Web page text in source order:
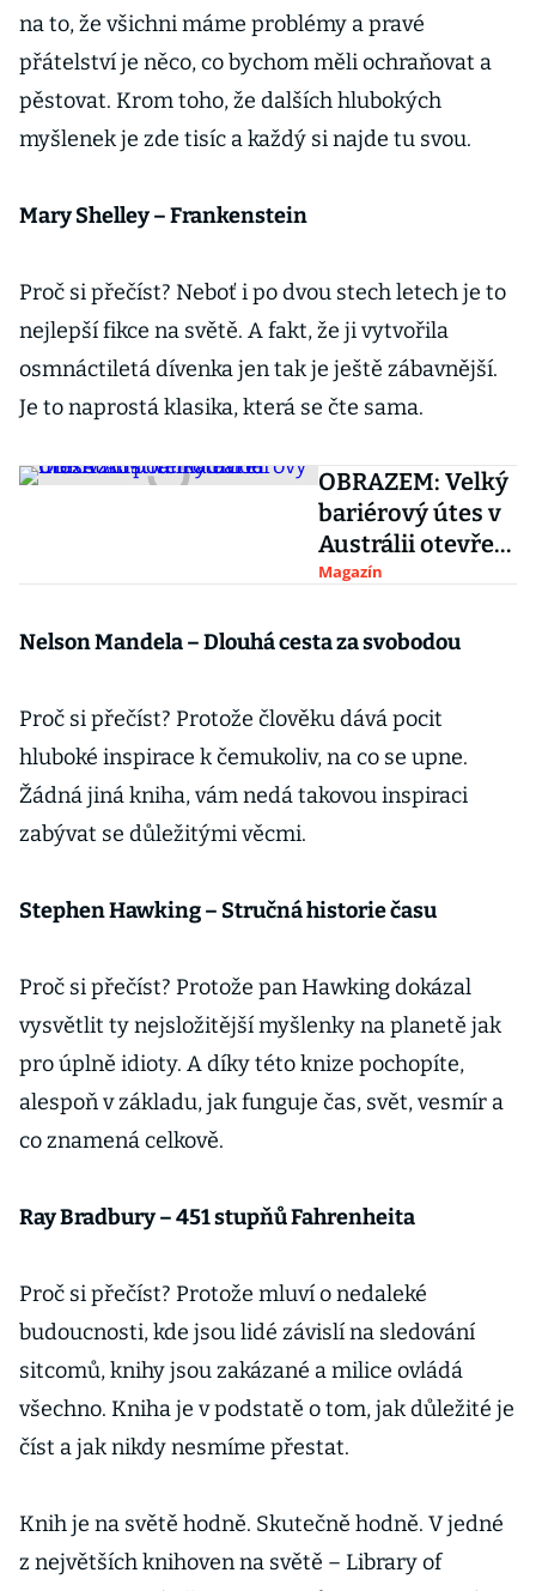
na to, že všichni máme problémy a pravé
přátelství je něco, co bychom měli ochraňovat a
pěstovat. Krom toho, že dalších hlubokých
myšlenek je zde tisíc a každý si najde tu svou.
Mary Shelley – Frankenstein
Proč si přečíst? Neboť i po dvou stech letech je to
nejlepší fikce na světě. A fakt, že ji vytvořila
osmnáctiletá dívenka jen tak je ještě zábavnější.
Je to naprostá klasika, která se čte sama.
OBRAZEM: Velký
bariérový útes v
Austrálii otevřel
muzeum pod
Magazín
Nelson Mandela – Dlouhá cesta za svobodou
Proč si přečíst? Protože člověku dává pocit
hluboké inspirace k čemukoliv, na co se upne.
Žádná jiná kniha, vám nedá takovou inspiraci
zabývat se důležitými věcmi.
Stephen Hawking – Stručná historie času
Proč si přečíst? Protože pan Hawking dokázal
vysvětlit ty nejsložitější myšlenky na planetě jak
pro úplně idioty. A díky této knize pochopíte,
alespoň v základu, jak funguje čas, svět, vesmír a
co znamená celkově.
Ray Bradbury – 451 stupňů Fahrenheita
Proč si přečíst? Protože mluví o nedaleké
budoucnosti, kde jsou lidé závislí na sledování
sitcomů, knihy jsou zakázané a milice ovládá
všechno. Kniha je v podstatě o tom, jak důležité je
číst a jak nikdy nesmíme přestat.
Knih je na světě hodně. Skutečně hodně. V jedné
z největších knihoven na světě – Library of